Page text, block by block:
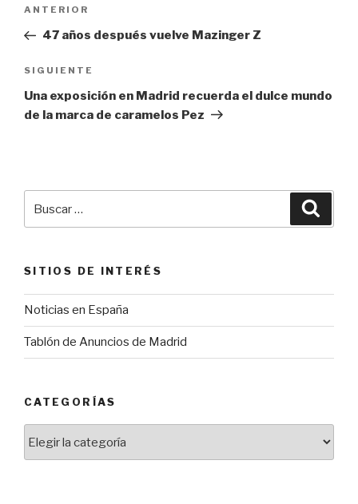
entradas
Entrada
anterior:
ANTERIOR
47 años después vuelve Mazinger Z
Siguiente
entrada
SIGUIENTE
Una exposición en Madrid recuerda el dulce mundo
de la marca de caramelos Pez
por:
SITIOS DE INTERÉS
Noticias en España
Tablón de Anuncios de Madrid
CATEGORÍAS